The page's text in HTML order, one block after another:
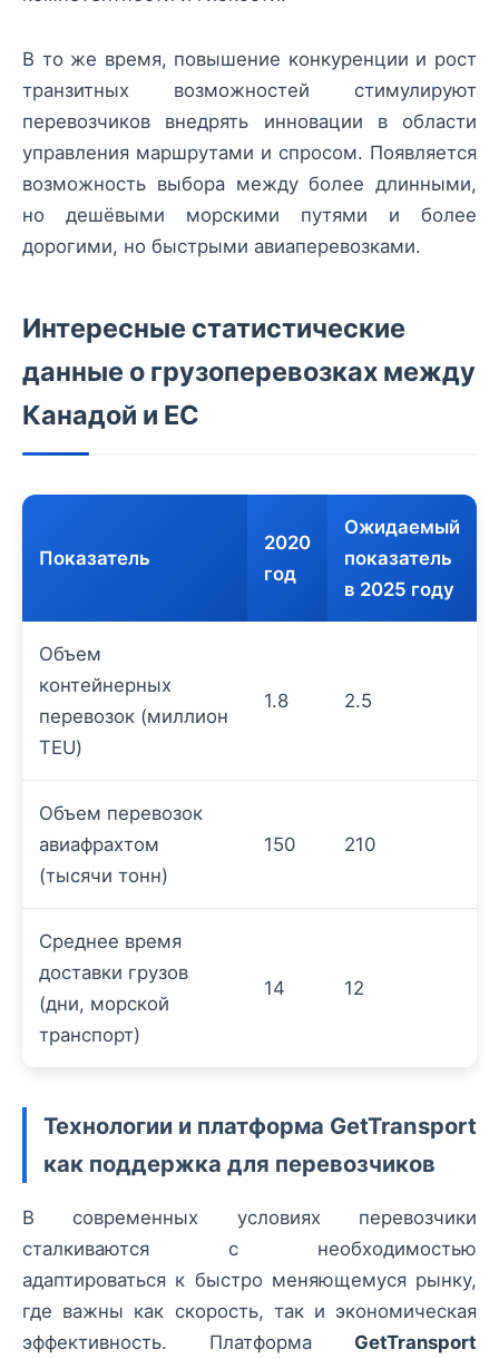
В то же время, повышение конкуренции и рост
транзитных возможностей стимулируют
перевозчиков внедрять инновации в области
управления маршрутами и спросом. Появляется
возможность выбора между более длинными,
но дешёвыми морскими путями и более
дорогими, но быстрыми авиаперевозками.
Интересные статистические
данные о грузоперевозках между
Канадой и ЕС
Показатель
2020
год
Ожидаемый
показатель
в 2025 году
Объем
контейнерных
перевозок (миллион
TEU)
1.8 2.5
Объем перевозок
авиафрахтом
(тысячи тонн)
150 210
Среднее время
доставки грузов
(дни, морской
транспорт)
14 12
Технологии и платформа GetTransport
как поддержка для перевозчиков
В современных условиях перевозчики
сталкиваются с необходимостью
адаптироваться к быстро меняющемуся рынку,
где важны как скорость, так и экономическая
эффективность. Платформа GetTransport